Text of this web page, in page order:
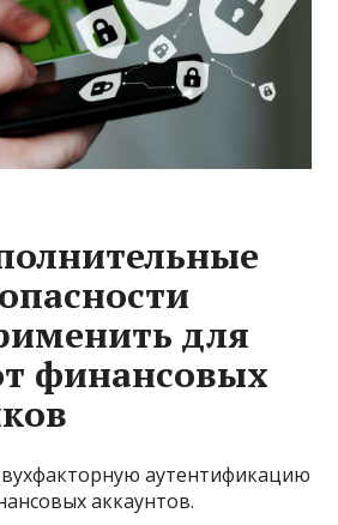
для
финансовых
аутентификацию
аккаунтов.